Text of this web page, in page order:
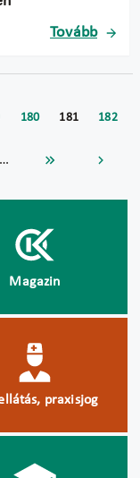
Tovább
180 181 182
…
Magazin
praxisjog